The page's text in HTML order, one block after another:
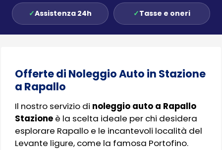
✓Assistenza 24h ✓Tasse e oneri
Offerte di Noleggio Auto in Stazione
a Rapallo
Il nostro servizio di noleggio auto a Rapallo
Stazione è la scelta ideale per chi desidera
esplorare Rapallo e le incantevoli località del
Levante ligure, come la famosa Portofino.